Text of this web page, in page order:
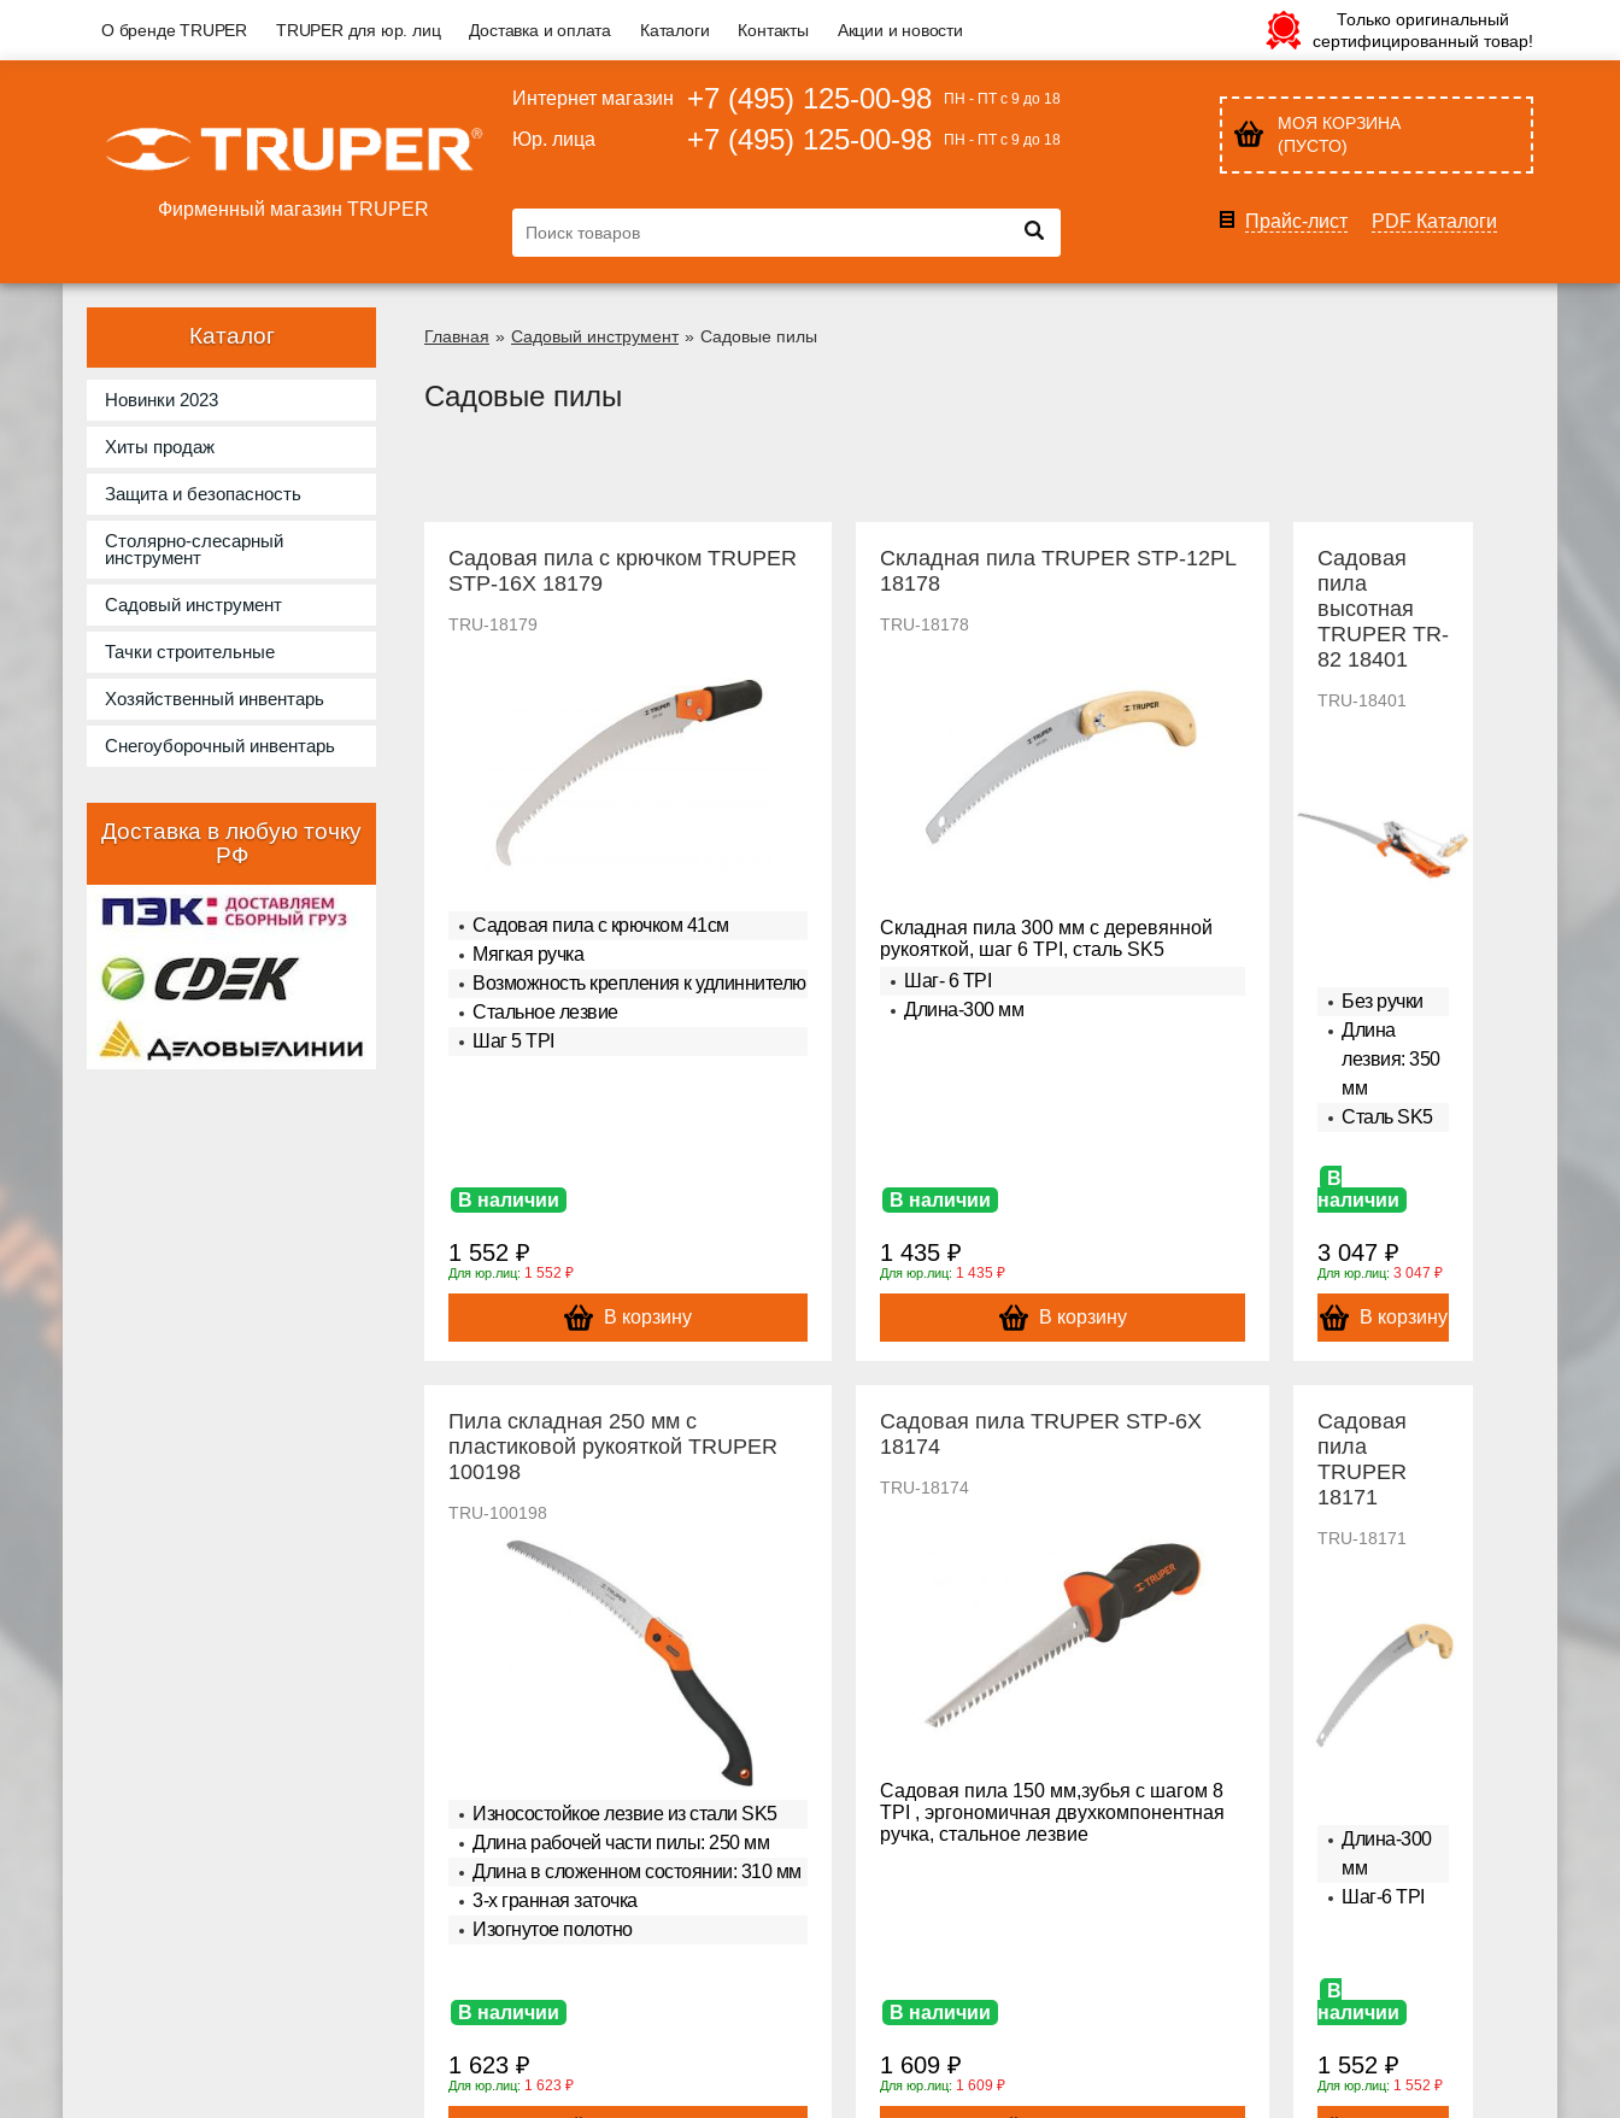
О бренде TRUPER TRUPER для юр. лиц Доставка и оплата Каталоги Контакты Акции и новости
Только оригинальный
сертифицированный товар!
Фирменный магазин TRUPER
Интернет магазин +7 (495) 125-00-98 ПН - ПТ с 9 до 18
Юр. лица +7 (495) 125-00-98 ПН - ПТ с 9 до 18
МОЯ КОРЗИНА
(ПУСТО)
Прайс-лист PDF Каталоги
Каталог
Новинки 2023
Хиты продаж
Защита и безопасность
Столярно-слесарный
инструмент
Садовый инструмент
Тачки строительные
Хозяйственный инвентарь
Снегоуборочный инвентарь
Доставка в любую точку
РФ
Главная » Садовый инструмент » Садовые пилы
Садовые пилы
Садовая пила с крючком TRUPER
STP-16X 18179
TRU-18179
Садовая пила с крючком 41см
Мягкая ручка
Возможность крепления к удлиннителю
Стальное лезвие
Шаг 5 TPI
В наличии
1 552 ₽
Для юр.лиц: 1 552 ₽
В корзину
Складная пила TRUPER STP-12PL
18178
TRU-18178
Складная пила 300 мм с деревянной
рукояткой, шаг 6 TPI, сталь SK5
Шаг- 6 TPI
Длина-300 мм
В наличии
1 435 ₽
Для юр.лиц: 1 435 ₽
В корзину
Садовая
пила
высотная
TRUPER TR-
82 18401
TRU-18401
Без ручки
Длина
лезвия: 350
мм
Сталь SK5
В
наличии
3 047 ₽
Для юр.лиц: 3 047 ₽
В корзину
Пила складная 250 мм с
пластиковой рукояткой TRUPER
100198
TRU-100198
Износостойкое лезвие из стали SK5
Длина рабочей части пилы: 250 мм
Длина в сложенном состоянии: 310 мм
3-х гранная заточка
Изогнутое полотно
В наличии
1 623 ₽
Для юр.лиц: 1 623 ₽
Садовая пила TRUPER STP-6X
18174
TRU-18174
Садовая пила 150 мм,зубья с шагом 8
TPI , эргономичная двухкомпонентная
ручка, стальное лезвие
В наличии
1 609 ₽
Для юр.лиц: 1 609 ₽
Садовая
пила
TRUPER
18171
TRU-18171
Длина-300
мм
Шаг-6 TPI
В
наличии
1 552 ₽
Для юр.лиц: 1 552 ₽